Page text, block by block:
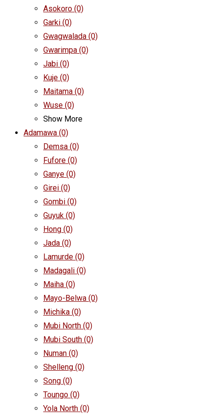
Asokoro (0)
Garki (0)
Gwagwalada (0)
Gwarimpa (0)
Jabi (0)
Kuje (0)
Maitama (0)
Wuse (0)
Show More
Adamawa (0)
Demsa (0)
Fufore (0)
Ganye (0)
Girei (0)
Gombi (0)
Guyuk (0)
Hong (0)
Jada (0)
Lamurde (0)
Madagali (0)
Maiha (0)
Mayo-Belwa (0)
Michika (0)
Mubi North (0)
Mubi South (0)
Numan (0)
Shelleng (0)
Song (0)
Toungo (0)
Yola North (0)